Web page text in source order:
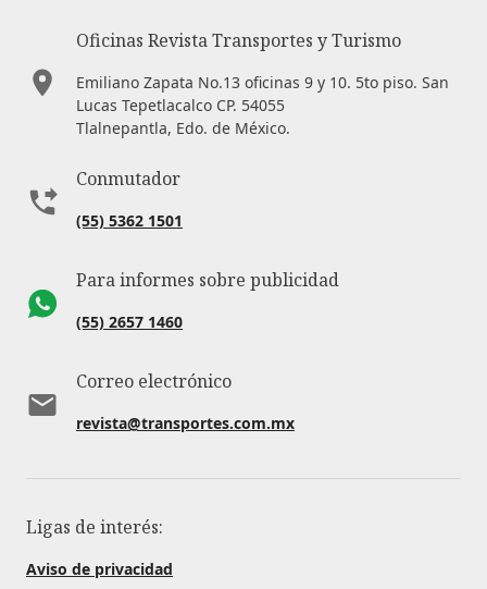
Oficinas Revista Transportes y Turismo
Emiliano Zapata No.13 oficinas 9 y 10. 5to piso. San
Lucas Tepetlacalco CP. 54055
Tlalnepantla, Edo. de México.
Conmutador
(55) 5362 1501
Para informes sobre publicidad
(55) 2657 1460
Correo electrónico
revista@transportes.com.mx
Ligas de interés:
Aviso de privacidad